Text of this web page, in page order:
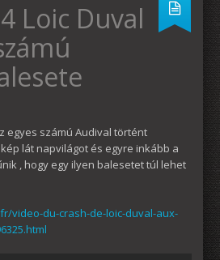
Loic Duval
egyes számú Audival történt
lát napvilágot és egyre inkább a
, hogy egy ilyen balesetet túl lehet
video-du-crash-de-loic-duval-aux-